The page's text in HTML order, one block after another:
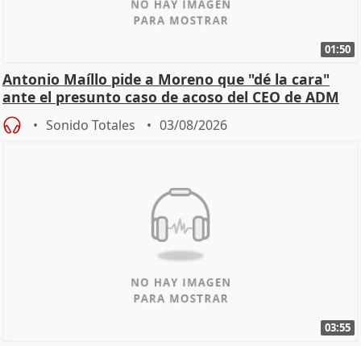
01:50
Antonio Maíllo pide a Moreno que "dé la cara"
ante el presunto caso de acoso del CEO de ADM
Sonido Totales 03/08/2026
03:55